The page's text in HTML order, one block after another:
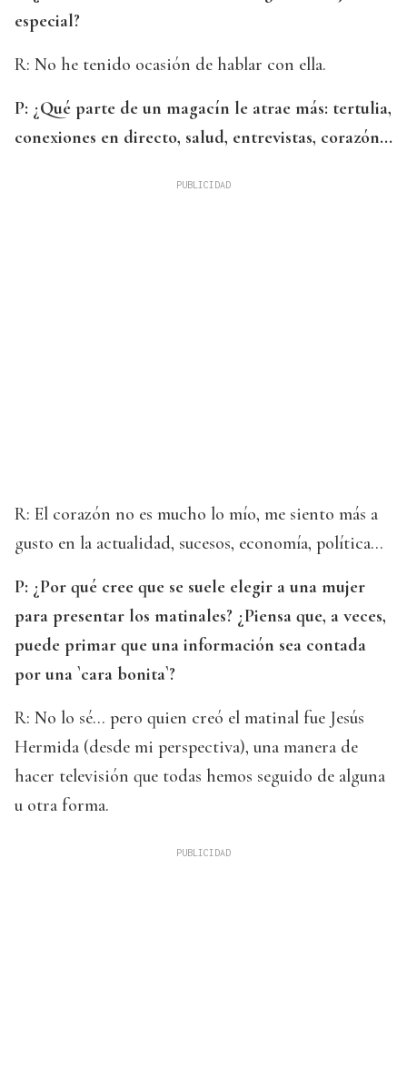
especial?
R: No he tenido ocasión de hablar con ella.
P: ¿Qué parte de un magacín le atrae más: tertulia,
conexiones en directo, salud, entrevistas, corazón...
R: El corazón no es mucho lo mío, me siento más a
gusto en la actualidad, sucesos, economía, política...
P: ¿Por qué cree que se suele elegir a una mujer
para presentar los matinales? ¿Piensa que, a veces,
puede primar que una información sea contada
por una `cara bonita`?
R: No lo sé... pero quien creó el matinal fue Jesús
Hermida (desde mi perspectiva), una manera de
hacer televisión que todas hemos seguido de alguna
u otra forma.